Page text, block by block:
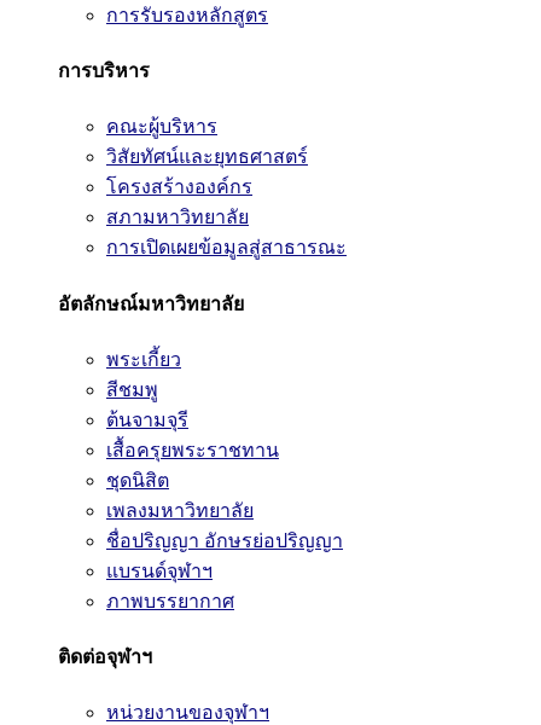
การรับรองหลักสูตร
การบริหาร
คณะผู้บริหาร
วิสัยทัศน์และยุทธศาสตร์
โครงสร้างองค์กร
สภามหาวิทยาลัย
การเปิดเผยข้อมูลสู่สาธารณะ
อัตลักษณ์มหาวิทยาลัย
พระเกี้ยว
สีชมพู
ต้นจามจุรี
เสื้อครุยพระราชทาน
ชุดนิสิต
เพลงมหาวิทยาลัย
ชื่อปริญญา อักษรย่อปริญญา
แบรนด์จุฬาฯ
ภาพบรรยากาศ
ติดต่อจุฬาฯ
หน่วยงานของจุฬาฯ